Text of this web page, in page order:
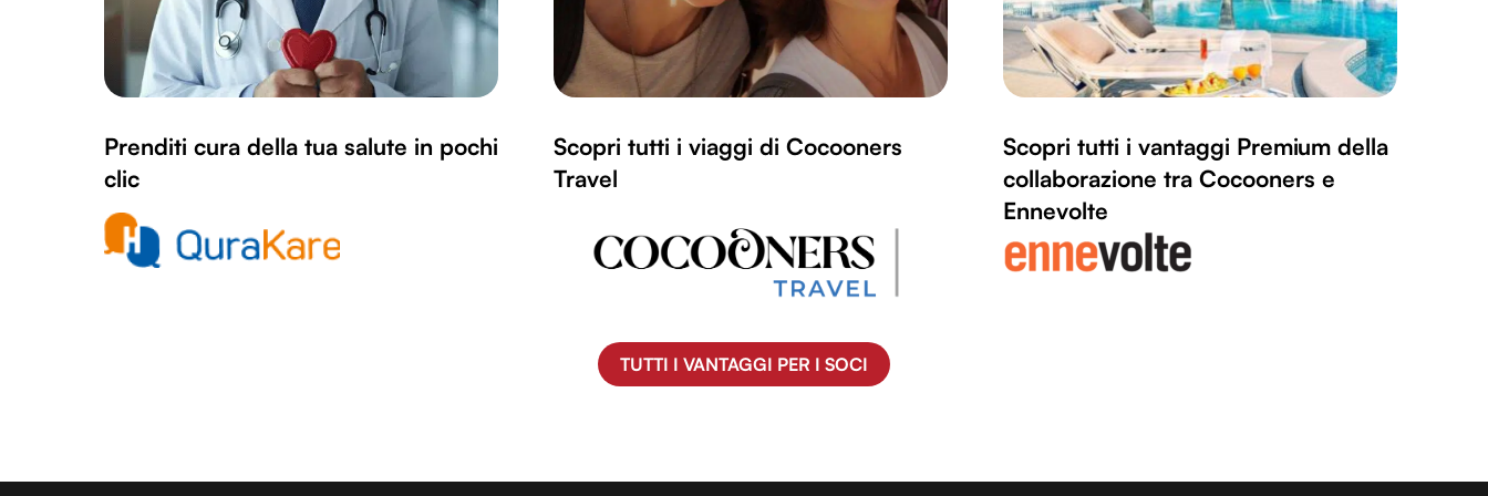
Prenditi cura della tua salute in pochi
clic
Scopri tutti i viaggi di Cocooners
Travel
Scopri tutti i vantaggi Premium della
collaborazione tra Cocooners e
Ennevolte
TUTTI I VANTAGGI PER I SOCI